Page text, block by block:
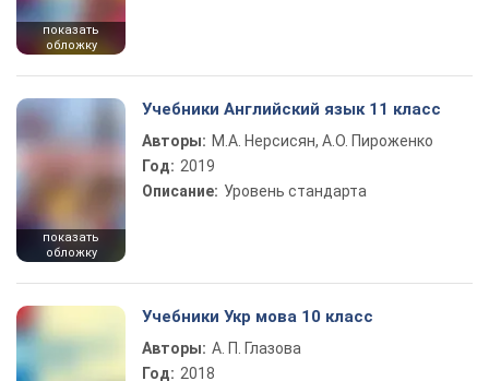
показать
обложку
показать
обложку
Учебники Английский язык 11 класс
Авторы: М.А. Нерсисян, А.О. Пироженко
Год: 2019
Описание: Уровень стандарта
Учебники Укр мова 10 класс
Авторы: А. П. Глазова
Год: 2018